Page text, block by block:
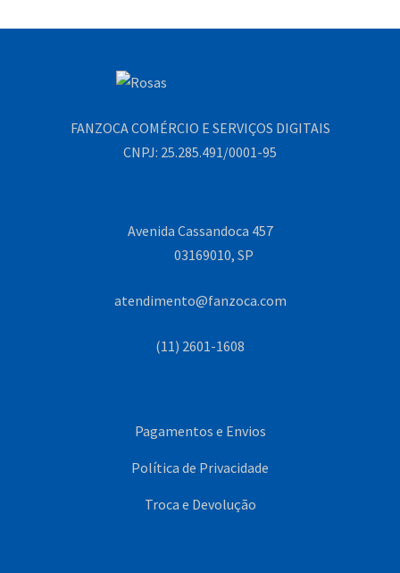
FANZOCA COMÉRCIO E SERVIÇOS DIGITAIS
CNPJ: 25.285.491/0001-95
Avenida Cassandoca 457
03169010, SP
atendimento@fanzoca.com
(11) 2601-1608
Pagamentos e Envios
Política de Privacidade
Troca e Devolução